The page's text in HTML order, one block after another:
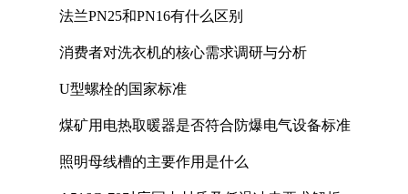
法兰PN25和PN16有什么区别
消费者对洗衣机的核心需求调研与分析
U型螺栓的国家标准
煤矿用电热取暖器是否符合防爆电气设备标准
照明母线槽的主要作用是什么